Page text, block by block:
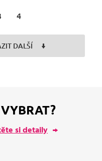
4
DALŠÍ
si detaily